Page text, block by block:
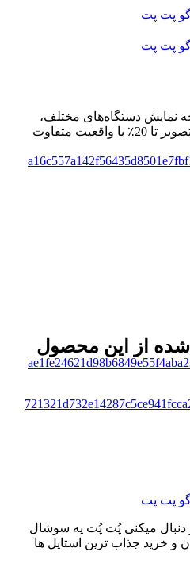
نمایش دستگاه‌های مختلف،
ممکن است رنگ محصولات در تصویر تا 20٪ با واقعیت متفاوت
شده از این محصول
دنبال میکنی پُت پُت یه سوشال
و خرید جذاب ترین استایل ها